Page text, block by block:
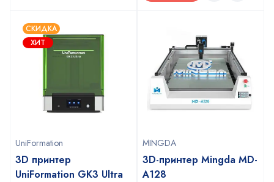
СКИДКА
ХИТ
UniFormation
3D принтер
UniFormation GK3 Ultra
MINGDA
3D-принтер Mingda MD-
A128